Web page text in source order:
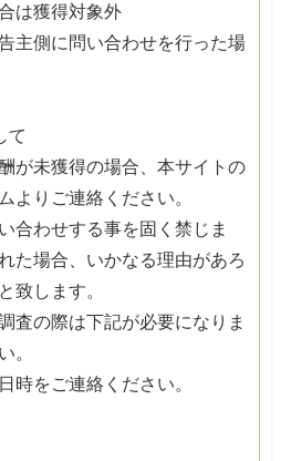
は獲得対象外
主側に問い合わせを行った場
て
が未獲得の場合、本サイトの
よりご連絡ください。
合わせする事を固く禁じま
た場合、いかなる理由があろ
致します。
査の際は下記が必要になりま
。
時をご連絡ください。